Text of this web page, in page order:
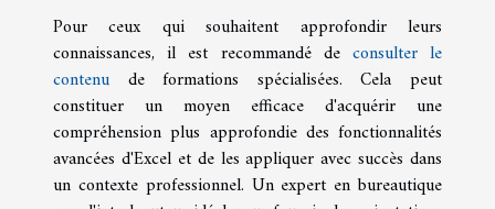
Pour ceux qui souhaitent approfondir leurs
connaissances, il est recommandé de consulter le
contenu de formations spécialisées. Cela peut
constituer un moyen efficace d'acquérir une
compréhension plus approfondie des fonctionnalités
avancées d'Excel et de les appliquer avec succès dans
un contexte professionnel. Un expert en bureautique